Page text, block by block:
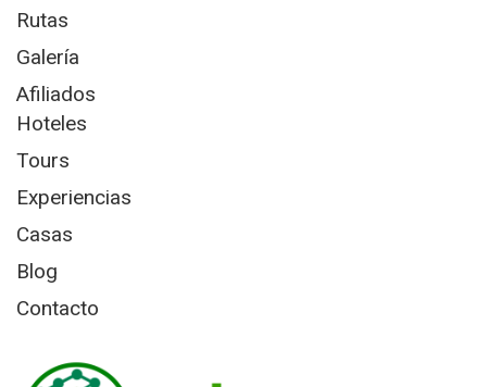
Rutas
Galería
Afiliados
Hoteles
Tours
Experiencias
Casas
Blog
Contacto